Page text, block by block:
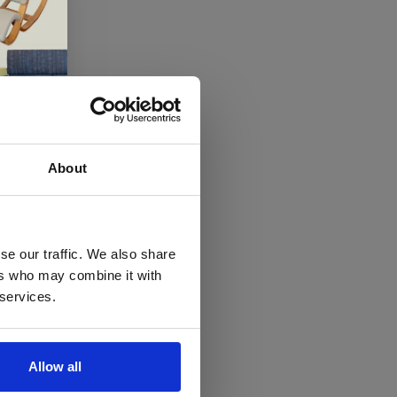
About
our traffic. We also share
who may combine it with
Allow all